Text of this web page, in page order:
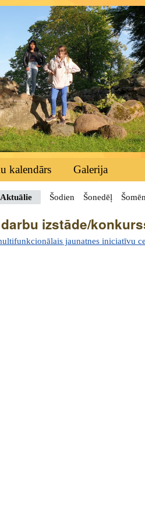
kalendārs Galerija
Aktuālie Šodien Šonedēļ
darbu izstāde/
jaunatnes iniciatīvu